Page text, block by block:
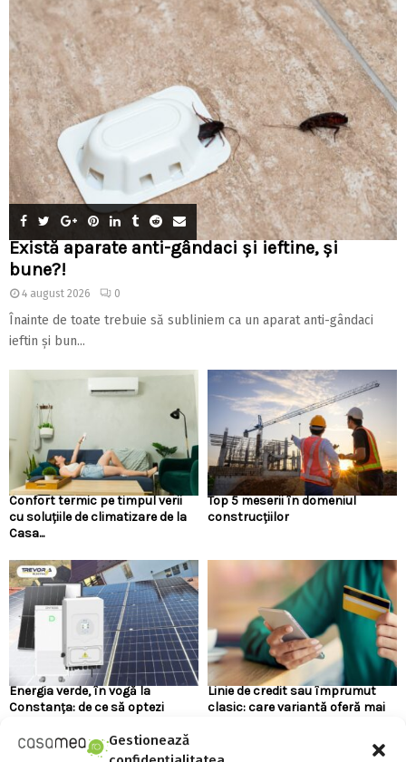
Gestionează
Există aparate anti-gândaci și ieftine, și
bune?!
4 august 2026 0
Înainte de toate trebuie să subliniem ca un aparat anti-gândaci
ieftin și bun...
Confort termic pe timpul verii
cu soluțiile de climatizare de la
Casa...
Top 5 meserii în domeniul
construcțiilor
Energia verde, în vogă la
Constanța: de ce să optezi
Linie de credit sau împrumut
clasic: care variantă oferă mai